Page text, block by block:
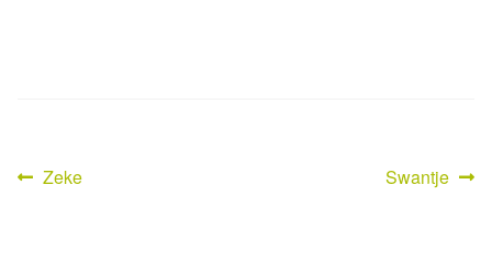
Ablauf Adoption
Beitragsnavigation
Vorheriger
Zeke
Nächster
Swantje